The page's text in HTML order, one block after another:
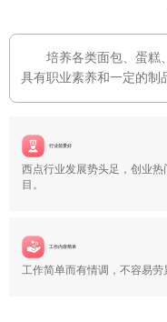
培养各类面包、蛋糕
具有职业素养和一定的制
行业前景好
西点行业发展势头足，创业热
目。
工作内容简单
工作简单而有情调，不容易劳